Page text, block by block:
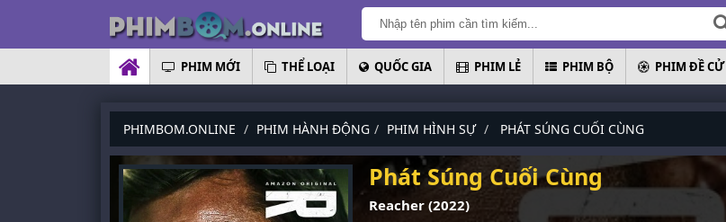
PHIM MỚI THỂ LOẠI QUỐC GIA PHIM LẺ PHIM BỘ PHIM ĐỀ CỬ
PHIMBOM.ONLINE PHIM HÀNH ĐỘNG PHIM HÌNH SỰ PHÁT SÚNG CUỐI CÙNG
Phát Súng Cuối Cùng
Reacher (2022)